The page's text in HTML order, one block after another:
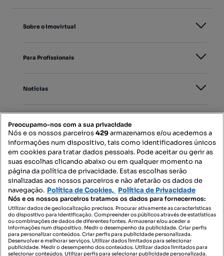
Sobre o Imovirtual
Para Profissionais
Notícias
Mapa do Site
Contacte-nos
SIGA-NOS:
Preocupamo-nos com a sua privacidade
Nós e os nossos parceiros429armazenamos e/ou acedemos a
informações num dispositivo, tais como identificadores únicos
em cookies para tratar dados pessoais. Pode aceitar ou gerir as
suas escolhas clicando abaixo ou em qualquer momento na
página da política de privacidade. Estas escolhas serão
sinalizadas aos nossos parceiros e não afetarão os dados de
navegação. Política de Cookies, Política de Privacidade
Nós e os nossos parceiros tratamos os dados para fornecermos:
Utilizar dados de geolocalização precisos. Procurar ativamente as características
do dispositivo para identificação. Compreender os públicos através de estatísticas
ou combinações de dados de diferentes fontes. Armazenar e/ou aceder a
informações num dispositivo. Medir o desempenho da publicidade. Criar perfis
para personalizar conteúdos. Criar perfis para publicidade personalizada.
Desenvolver e melhorar serviços. Utilizar dados limitados para selecionar
publicidade. Medir o desempenho dos conteúdos. Utilizar dados limitados para
selecionar conteúdos. Utilizar perfis para selecionar publicidade personalizada.